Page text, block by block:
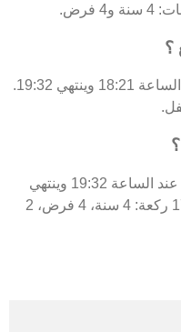
؟
يبدأ وقت صلاة المغرب سيم بانغ عند الساعة 18:21 وينتهي 19:32.
يبدأ وقت صلاة العشاء سيم بانغ اليوم عند الساعة 19:32 وينتهي
عند الفجر. تشمل هذه الصلاة الليلية 17 ركعة: 4 سنة، 4 فرض، 2